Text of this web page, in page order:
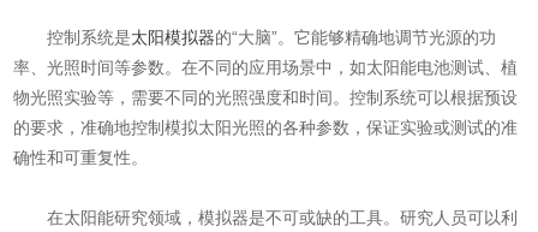
控制系统是太阳模拟器的“大脑”。它能够精确地调节光源的功
率、光照时间等参数。在不同的应用场景中，如太阳能电池测试、植
物光照实验等，需要不同的光照强度和时间。控制系统可以根据预设
的要求，准确地控制模拟太阳光照的各种参数，保证实验或测试的准
确性和可重复性。
在太阳能研究领域，模拟器是不可或缺的工具。研究人员可以利